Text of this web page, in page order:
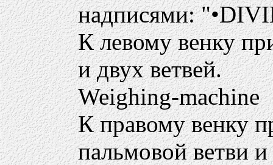
надписями:
К левому венку
и двух ветвей.
Weighing-machine
К правому венку
пальмовой ветви и